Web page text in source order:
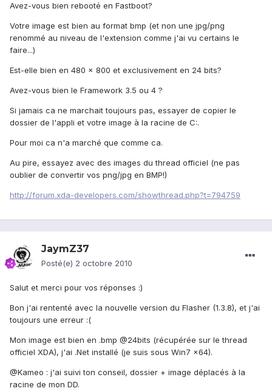
Avez-vous bien rebooté en Fastboot?
Votre image est bien au format bmp (et non une jpg/png
renommé au niveau de l'extension comme j'ai vu certains le
faire...)
Est-elle bien en 480 x 800 et exclusivement en 24 bits?
Avez-vous bien le Framework 3.5 ou 4 ?
Si jamais ca ne marchait toujours pas, essayer de copier le
dossier de l'appli et votre image à la racine de C:.
Pour moi ca n'a marché que comme ca.
Au pire, essayez avec des images du thread officiel (ne pas
oublier de convertir vos png/jpg en BMP!)
http://forum.xda-developers.com/showthread.php?t=794759
JaymZ37
Posté(e) 2 octobre 2010
Salut et merci pour vos réponses :)
Bon j'ai rententé avec la nouvelle version du Flasher (1.3.8), et j'ai
toujours une erreur :(
Mon image est bien en .bmp @24bits (récupérée sur le thread
officiel XDA), j'ai .Net installé (je suis sous Win7 x64).
@Kameo : j'ai suivi ton conseil, dossier + image déplacés à la
racine de mon DD.